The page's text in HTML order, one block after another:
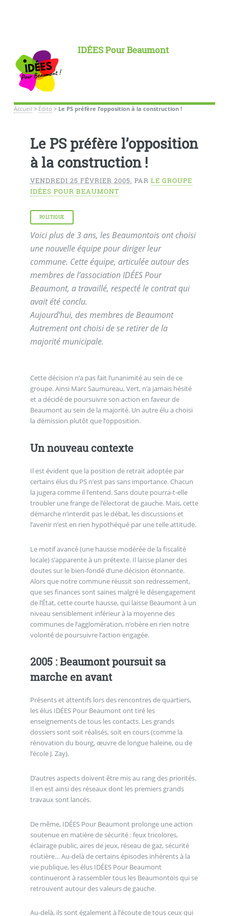
IDÉES Pour Beaumont
Accueil > Édito > Le PS préfère l’opposition à la construction !
Le PS préfère l’opposition
à la construction !
VENDREDI 25 FÉVRIER 2005, PAR LE GROUPE
IDÉES POUR BEAUMONT
POLITIQUE
Voici plus de 3 ans, les Beaumontois ont choisi
une nouvelle équipe pour diriger leur
commune. Cette équipe, articulée autour des
membres de l’association IDÉES Pour
Beaumont, a travaillé, respecté le contrat qui
avait été conclu.
Aujourd’hui, des membres de Beaumont
Autrement ont choisi de se retirer de la
majorité municipale.
Cette décision n’a pas fait l’unanimité au sein de ce
groupe. Ainsi Marc Saumureau, Vert, n’a jamais hésité
et a décidé de poursuivre son action en faveur de
Beaumont au sein de la majorité. Un autre élu a choisi
la démission plutôt que l’opposition.
Un nouveau contexte
Il est évident que la position de retrait adoptée par
certains élus du PS n’est pas sans importance. Chacun
la jugera comme il l’entend. Sans doute pourra-t-elle
troubler une frange de l’électorat de gauche. Mais, cette
démarche n’interdit pas le débat, les discussions et
l’avenir n’est en rien hypothéqué par une telle attitude.
Le motif avancé (une hausse modérée de la fiscalité
locale) s’apparente à un prétexte. Il laisse planer des
doutes sur le bien-fondé d’une décision étonnante.
Alors que notre commune réussit son redressement,
que ses finances sont saines malgré le désengagement
de l’État, cette courte hausse, qui laisse Beaumont à un
niveau sensiblement inférieur à la moyenne des
communes de l’agglomération, n’obère en rien notre
volonté de poursuivre l’action engagée.
2005 : Beaumont poursuit sa
marche en avant
Présents et attentifs lors des rencontres de quartiers,
les élus IDÉES Pour Beaumont ont tiré les
enseignements de tous les contacts. Les grands
dossiers sont soit réalisés, soit en cours (comme la
rénovation du bourg, œuvre de longue haleine, ou de
l’école J. Zay).
D’autres aspects doivent être mis au rang des priorités.
Il en est ainsi des réseaux dont les premiers grands
travaux sont lancés.
De même, IDÉES Pour Beaumont prolonge une action
soutenue en matière de sécurité : feux tricolores,
éclairage public, aires de jeux, réseau de gaz, sécurité
routière… Au-delà de certains épisodes inhérents à la
vie publique, les élus IDÉES Pour Beaumont
continueront à rassembler tous les Beaumontois qui se
retrouvent autour des valeurs de gauche.
Au-delà, ils sont également à l’écoute de tous ceux qui